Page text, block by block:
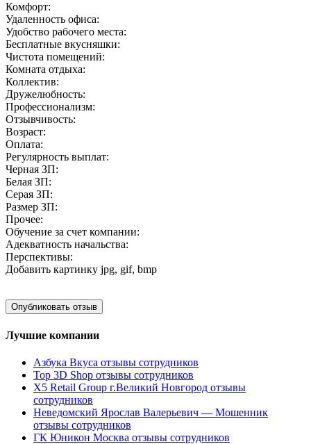
Комфорт:
Удаленность офиса:
Удобство рабочего места:
Бесплатные вкусняшки:
Чистота помещений:
Комната отдыха:
Коллектив:
Дружелюбность:
Профессионализм:
Отзывчивость:
Возраст:
Оплата:
Регулярность выплат:
Черная ЗП:
Белая ЗП:
Серая ЗП:
Размер ЗП:
Прочее:
Обучение за счет компании:
Адекватность начальства:
Перспективы:
Добавить картинку jpg, gif, bmp
Лучшие компании
Азбука Вкуса отзывы сотрудников
Top 3D Shop отзывы сотрудников
X5 Retail Group г.Великий Новгород отзывы
сотрудников
Неведомский Ярослав Валерьевич — Мошенник
отзывы сотрудников
ГК Юникон Москва отзывы сотрудников